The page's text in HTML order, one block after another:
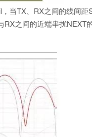
当TX、RX之间的线间距
RX之间的近端串扰NEXT